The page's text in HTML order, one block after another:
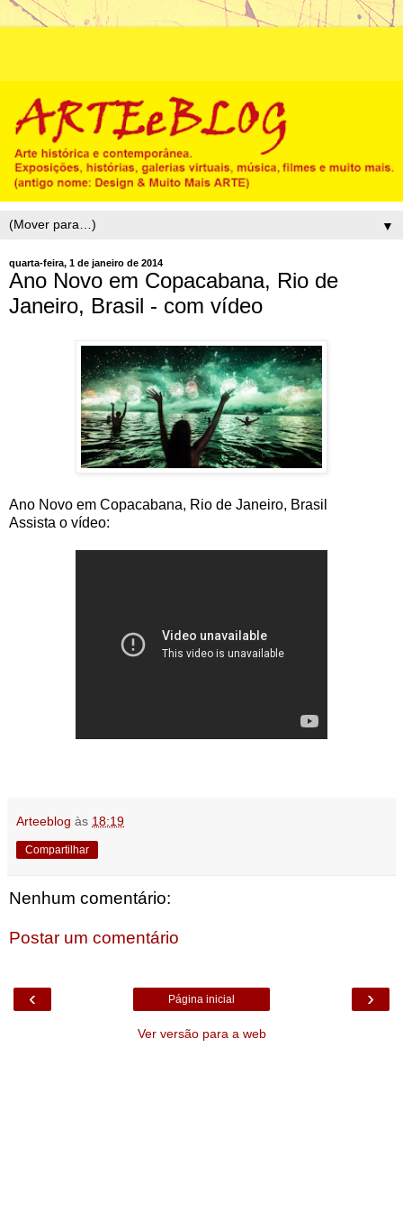
▼
quarta-feira, 1 de janeiro de 2014
Ano Novo em Copacabana, Rio de
Janeiro, Brasil - com vídeo
Ano Novo em Copacabana, Rio de Janeiro, Brasil
Assista o vídeo:
Arteeblog às 18:19
Compartilhar
Nenhum comentário:
Postar um comentário
‹ ›
Página inicial
Ver versão para a web